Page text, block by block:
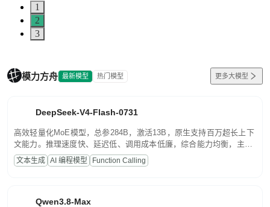
1
2
3
模力方舟 最新模型 热门模型 更多大模型
DeepSeek-V4-Flash-0731
高效轻量化MoE模型，总参284B，激活13B，原生支持百万超长上下
文能力。推理速度快、延迟低、调用成本低廉，综合能力均衡，主打
高并发、轻量化任务，适合日常对话、内容创作、基础 RAG、批量
文案处理等普惠刚需场景。
文本生成 AI 编程模型 Function Calling
Qwen3.8-Max